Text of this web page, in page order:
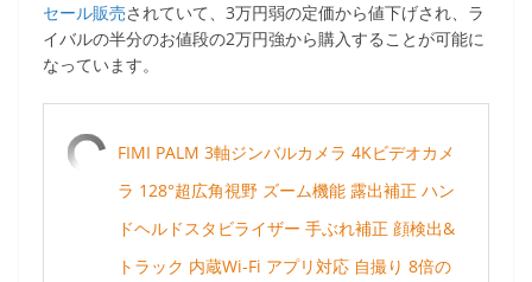
セール販売されていて、3万円弱の定価から値下げされ、ラ
イバルの半分のお値段の2万円強から購入することが可能に
なっています。
FIMI PALM 3軸ジンバルカメラ 4Kビデオカメ
ラ 128°超広角視野 ズーム機能 露出補正 ハン
ドヘルドスタビライザー 手ぶれ補正 顔検出&
トラック 内蔵Wi-Fi アプリ対応 自撮り 8倍の